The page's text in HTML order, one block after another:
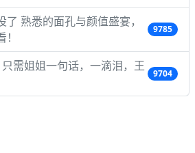
熟悉的面孔与颜值盛宴，
9785
需姐姐一句话，一滴泪，王
9704